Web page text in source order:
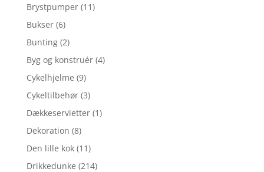
Brystpumper (11)
Bukser (6)
Bunting (2)
Byg og konstruér (4)
Cykelhjelme (9)
Cykeltilbehør (3)
Dækkeservietter (1)
Dekoration (8)
Den lille kok (11)
Drikkedunke (214)